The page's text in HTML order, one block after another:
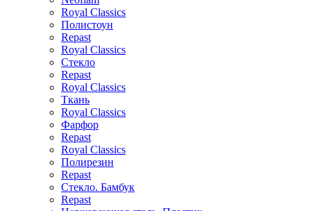
Royal Classics
Полистоун
Repast
Royal Classics
Стекло
Repast
Royal Classics
Ткань
Royal Classics
Фарфор
Repast
Royal Classics
Полирезин
Repast
Стекло. Бамбук
Repast